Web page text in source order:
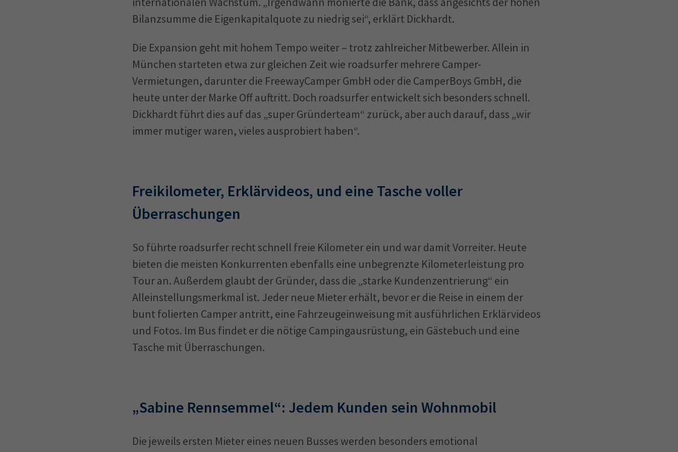
Bilanzsumme die Eigenkapitalquote zu niedrig sei“, erklärt Dickhardt.
Die Expansion geht mit hohem Tempo weiter – trotz zahlreicher Mitbewerber. Allein in
München starteten etwa zur gleichen Zeit wie roadsurfer mehrere Camper-
Vermietungen, darunter die FreewayCamper GmbH oder die CamperBoys GmbH, die
heute unter der Marke Off auftritt. Doch roadsurfer entwickelt sich besonders schnell.
Dickhardt führt dies auf das „super Gründerteam“ zurück, aber auch darauf, dass „wir
immer mutiger waren, vieles ausprobiert haben“.
Freikilometer, Erklärvideos, und eine Tasche voller
Überraschungen
So führte roadsurfer recht schnell freie Kilometer ein und war damit Vorreiter. Heute
bieten die meisten Konkurrenten ebenfalls eine unbegrenzte Kilometerleistung pro
Tour an. Außerdem glaubt der Gründer, dass die „starke Kundenzentrierung“ ein
Alleinstellungsmerkmal ist. Jeder neue Mieter erhält, bevor er die Reise in einem der
bunt folierten Camper antritt, eine Fahrzeugeinweisung mit ausführlichen Erklärvideos
und Fotos. Im Bus findet er die nötige Campingausrüstung, ein Gästebuch und eine
Tasche mit Überraschungen.
„Sabine Rennsemmel“: Jedem Kunden sein Wohnmobil
Die jeweils ersten Mieter eines neuen Busses werden besonders emotional